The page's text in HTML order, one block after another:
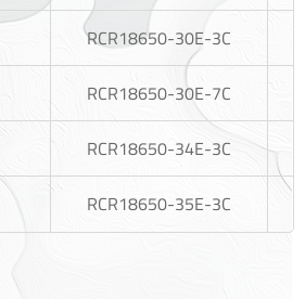
RCR18650-30E-3C
RCR18650-30E-7C
RCR18650-34E-3C
RCR18650-35E-3C